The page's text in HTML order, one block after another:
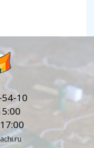
10